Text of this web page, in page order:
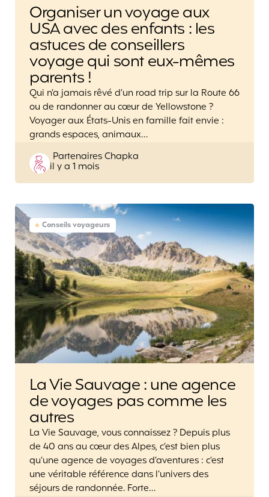
Organiser un voyage aux
USA avec des enfants : les
astuces de conseillers
voyage qui sont eux-mêmes
parents !
Qui n’a jamais rêvé d’un road trip sur la Route 66
ou de randonner au cœur de Yellowstone ?
Voyager aux États-Unis en famille fait envie :
grands espaces, animaux…
Posted
by
Partenaires Chapka
il y a 1 mois
Conseils voyageurs
La Vie Sauvage : une agence
de voyages pas comme les
autres
La Vie Sauvage, vous connaissez ? Depuis plus
de 40 ans au cœur des Alpes, c’est bien plus
qu’une agence de voyages d’aventures : c’est
une véritable référence dans l’univers des
séjours de randonnée. Forte…